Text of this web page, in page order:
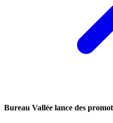
Bureau Vallée lance des